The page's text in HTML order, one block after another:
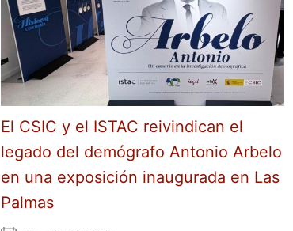
El CSIC y el ISTAC reivindican el
legado del demógrafo Antonio Arbelo
en una exposición inaugurada en Las
Palmas